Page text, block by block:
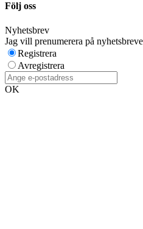
Följ oss
Nyhetsbrev
Jag vill prenumerera på
Registrera
Avregistrera
OK